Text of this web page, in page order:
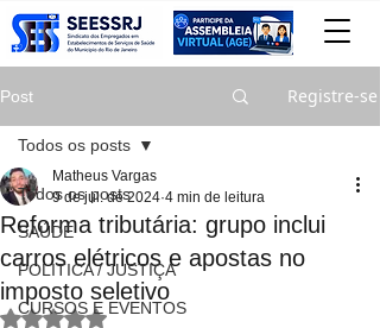
Post Registre-se
Todos os posts
SAÚDE
POLITICA / JUSTIÇA
CURSOS E EVENTOS
Todos os posts
Reforma tributária: grupo inclui
carros elétricos e apostas no
imposto seletivo
Matheus Vargas
9 de jul. de 2024 4 min de leitura
Avaliado com NaN de 5 estrelas.